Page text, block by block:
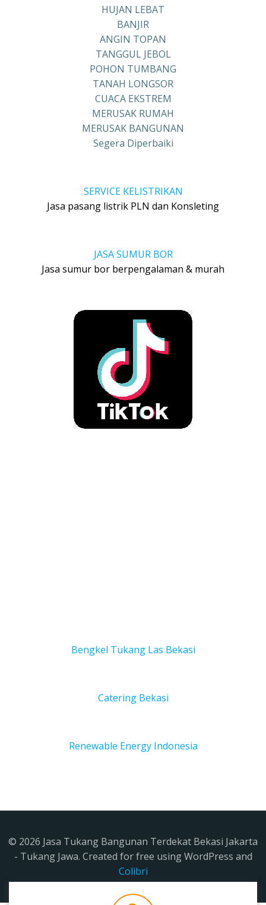
HUJAN LEBAT
BANJIR
ANGIN TOPAN
TANGGUL JEBOL
POHON TUMBANG
TANAH LONGSOR
CUACA EKSTREM
MERUSAK RUMAH
MERUSAK BANGUNAN
Segera Diperbaiki
SERVICE KELISTRIKAN
Jasa pasang listrik PLN dan Konsleting
JASA SUMUR BOR
Jasa sumur bor berpengalaman & murah
Bengkel Tukang Las Bekasi
Catering Bekasi
Renewable Energy Indonesia
© 2026 Jasa Tukang Bangunan Terdekat Bekasi Jakarta
- Tukang Jawa. Created for free using WordPress and
Colibri